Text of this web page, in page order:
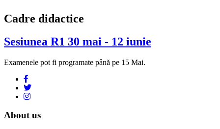
Cadre didactice
Sesiunea R1 30 mai - 12 iunie
Examenele pot fi programate până pe 15 Mai.
About us